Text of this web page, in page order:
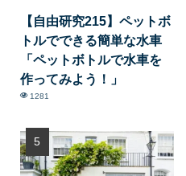
【自由研究215】ペットボ
トルでできる簡単な水車
「ペットボトルで水車を
作ってみよう！」
1281